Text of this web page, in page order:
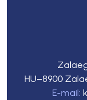
HU–8900
E-mail: